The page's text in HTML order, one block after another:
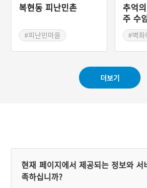
복현동 피난민촌
#피난민마을
추억
주 수
#벽화
더보기
현재 페이지에서 제공되는 정보와 서
족하십니까?